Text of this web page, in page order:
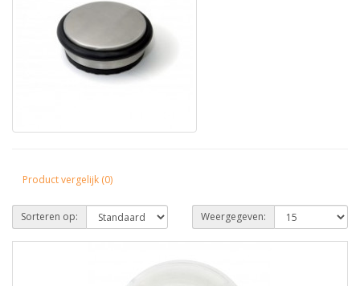
Product vergelijk (0)
Sorteren op: Weergegeven: